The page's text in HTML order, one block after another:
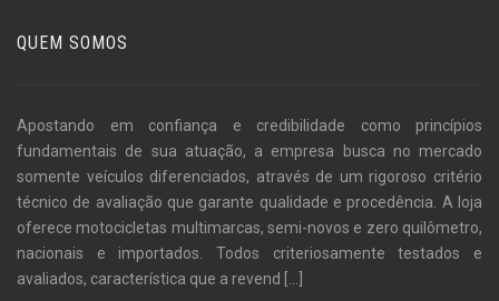
QUEM SOMOS
Apostando em confiança e credibilidade como princípios
fundamentais de sua atuação, a empresa busca no mercado
somente veículos diferenciados, através de um rigoroso critério
técnico de avaliação que garante qualidade e procedência. A loja
oferece motocicletas multimarcas, semi-novos e zero quilômetro,
nacionais e importados. Todos criteriosamente testados e
avaliados, característica que a revend [...]